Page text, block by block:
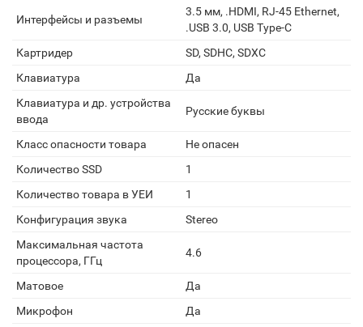
Интерфейсы и разъемы
3.5 мм, .HDMI, RJ-45 Ethernet,
.USB 3.0, USB Type-C
Картридер
SD, SDHC, SDXC
Клавиатура
Да
Клавиатура и др. устройства
ввода
Русские буквы
Класс опасности товара
Не опасен
Количество SSD
1
Количество товара в УЕИ
1
Конфигурация звука
Stereo
Максимальная частота
процессора, ГГц
4.6
Матовое
Да
Микрофон
Да